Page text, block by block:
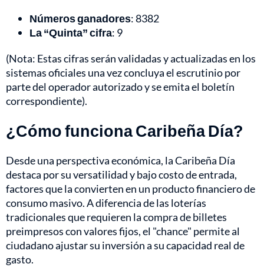
Números ganadores: 8382
La “Quinta” cifra: 9
(Nota: Estas cifras serán validadas y actualizadas en los
sistemas oficiales una vez concluya el escrutinio por
parte del operador autorizado y se emita el boletín
correspondiente).
¿Cómo funciona Caribeña Día?
Desde una perspectiva económica, la Caribeña Día
destaca por su versatilidad y bajo costo de entrada,
factores que la convierten en un producto financiero de
consumo masivo. A diferencia de las loterías
tradicionales que requieren la compra de billetes
preimpresos con valores fijos, el "chance" permite al
ciudadano ajustar su inversión a su capacidad real de
gasto.